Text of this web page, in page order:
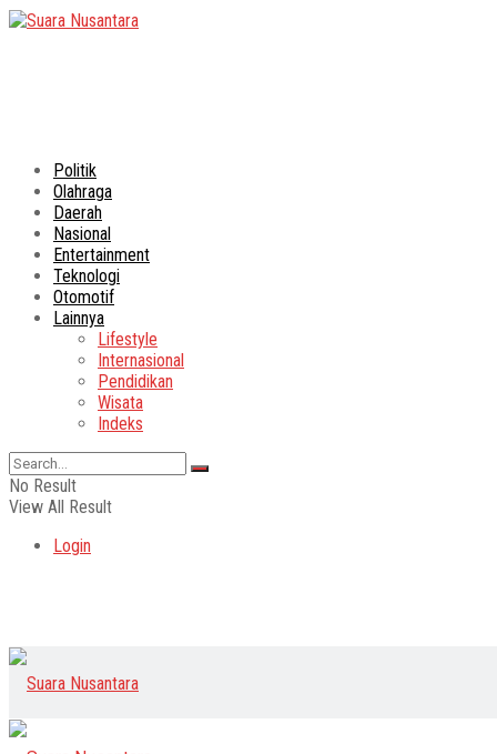
Politik
Olahraga
Daerah
Nasional
Entertainment
Teknologi
Otomotif
Lainnya
Lifestyle
Internasional
Pendidikan
Wisata
Indeks
No Result
View All Result
Login